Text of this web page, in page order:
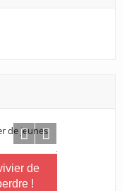
de
!